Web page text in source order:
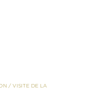
/ VISITE DE LA